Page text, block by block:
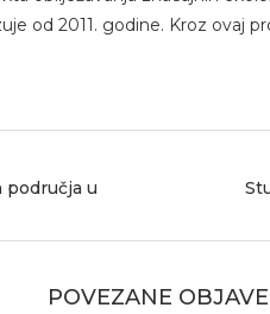
od 2011. godine. Kroz ovaj
područja u
POVEZANE OBJAVE